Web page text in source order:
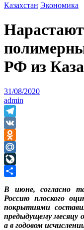
Казахстан Экономика
РФ из
31/08/2020
admin
Telegram
VK
Odnoklassniki
Mail.Ru
LiveJournal
В июне, согласно
Россию плоского
покрытиями
предыдущему месяцу
а в годовом